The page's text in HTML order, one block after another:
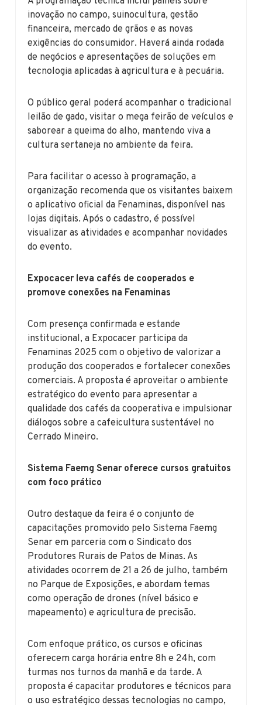
inovação no campo, suinocultura, gestão
financeira, mercado de grãos e as novas
exigências do consumidor. Haverá ainda rodada
de negócios e apresentações de soluções em
tecnologia aplicadas à agricultura e à pecuária.
O público geral poderá acompanhar o tradicional
leilão de gado, visitar o mega feirão de veículos e
saborear a queima do alho, mantendo viva a
cultura sertaneja no ambiente da feira.
Para facilitar o acesso à programação, a
organização recomenda que os visitantes baixem
o aplicativo oficial da Fenaminas, disponível nas
lojas digitais. Após o cadastro, é possível
visualizar as atividades e acompanhar novidades
do evento.
Expocacer leva cafés de cooperados e
promove conexões na Fenaminas
Com presença confirmada e estande
institucional, a Expocacer participa da
Fenaminas 2025 com o objetivo de valorizar a
produção dos cooperados e fortalecer conexões
comerciais. A proposta é aproveitar o ambiente
estratégico do evento para apresentar a
qualidade dos cafés da cooperativa e impulsionar
diálogos sobre a cafeicultura sustentável no
Cerrado Mineiro.
Sistema Faemg Senar oferece cursos gratuitos
com foco prático
Outro destaque da feira é o conjunto de
capacitações promovido pelo Sistema Faemg
Senar em parceria com o Sindicato dos
Produtores Rurais de Patos de Minas. As
atividades ocorrem de 21 a 26 de julho, também
no Parque de Exposições, e abordam temas
como operação de drones (nível básico e
mapeamento) e agricultura de precisão.
Com enfoque prático, os cursos e oficinas
oferecem carga horária entre 8h e 24h, com
turmas nos turnos da manhã e da tarde. A
proposta é capacitar produtores e técnicos para
o uso estratégico dessas tecnologias no campo,